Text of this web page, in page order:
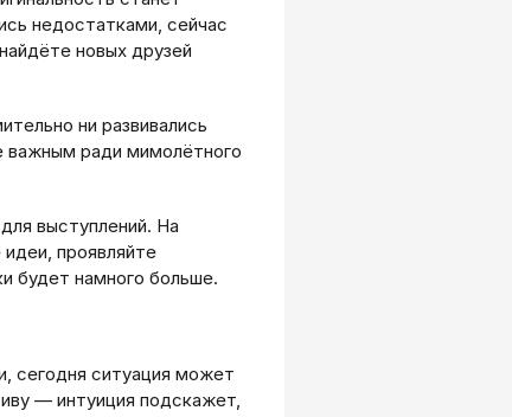
недостатками, сейчас
новых друзей
ни развивались
важным ради мимолётного
выступлений. На
проявляйте
будет намного больше.
сегодня ситуация может
— интуиция подскажет,